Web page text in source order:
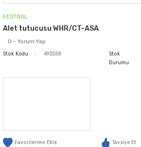
FESTOOL
Alet tutucusu WHR/CT-ASA
0 - Yorum Yap
Stok Kodu 493558
Stok
Durumu
Tavsiye Et